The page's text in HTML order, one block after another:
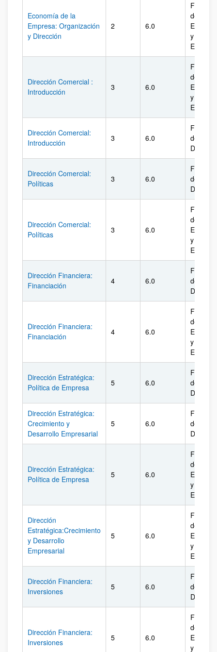
Economía de la
Empresa: Organización
y Dirección
2 6.0
Facultad
de
y
Dirección Comercial :
Introducción
3 6.0
Facultad
de
y
Dirección Comercial:
Introducción
3 6.0
Facultad
de
Derecho
Dirección Comercial:
Políticas
3 6.0
Facultad
de
Derecho
Dirección Comercial:
Políticas
3 6.0
Facultad
de
y
Dirección Financiera:
Financiación
4 6.0
Facultad
de
Derecho
Dirección Financiera:
Financiación
4 6.0
Facultad
de
y
Dirección Estratégica:
Política de Empresa
5 6.0
Facultad
de
Derecho
Dirección Estratégica:
Crecimiento y
Desarrollo Empresarial
5 6.0
Facultad
de
Derecho
Dirección Estratégica:
Política de Empresa
5 6.0
Facultad
de
y
Dirección
Estratégica:Crecimiento
y Desarrollo
Empresarial
5 6.0
Facultad
de
y
Dirección Financiera:
Inversiones
5 6.0
Facultad
de
Derecho
Dirección Financiera:
Inversiones
5 6.0
Facultad
de
y